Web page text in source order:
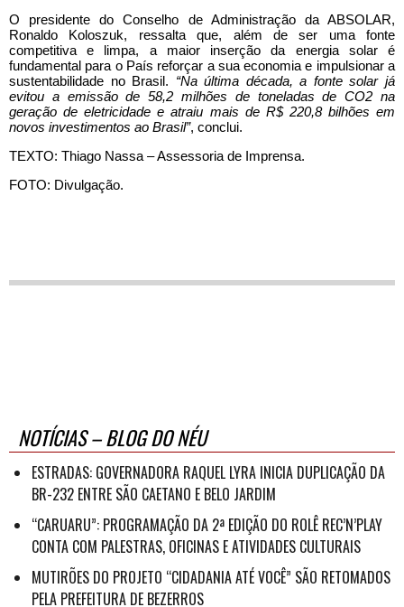
O presidente do Conselho de Administração da ABSOLAR,
Ronaldo Koloszuk, ressalta que, além de ser uma fonte
competitiva e limpa, a maior inserção da energia solar é
fundamental para o País reforçar a sua economia e impulsionar a
sustentabilidade no Brasil. “Na última década, a fonte solar já
evitou a emissão de 58,2 milhões de toneladas de CO2 na
geração de eletricidade e atraiu mais de R$ 220,8 bilhões em
novos investimentos ao Brasil”, conclui.
TEXTO: Thiago Nassa –Assessoria de Imprensa.
FOTO: Divulgação.
NOTÍCIAS – BLOG DO NÉU
ESTRADAS: GOVERNADORA RAQUEL LYRA INICIA DUPLICAÇÃO DA
BR-232 ENTRE SÃO CAETANO E BELO JARDIM
“CARUARU”: PROGRAMAÇÃO DA 2ª EDIÇÃO DO ROLÊ REC’N’PLAY
CONTA COM PALESTRAS, OFICINAS E ATIVIDADES CULTURAIS
MUTIRÕES DO PROJETO “CIDADANIA ATÉ VOCÊ” SÃO RETOMADOS
PELA PREFEITURA DE BEZERROS